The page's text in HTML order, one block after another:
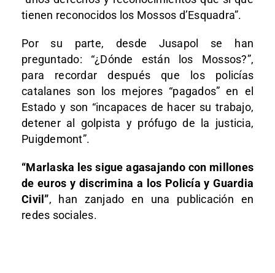
tienen reconocidos los Mossos d’Esquadra”.
Por su parte, desde Jusapol se han
preguntado: “¿Dónde están los Mossos?”,
para recordar después que los policías
catalanes son los mejores “pagados” en el
Estado y son “incapaces de hacer su trabajo,
detener al golpista y prófugo de la justicia,
Puigdemont”.
“Marlaska les sigue agasajando con millones
de euros y discrimina a los Policía y Guardia
Civil”, han zanjado en una publicación en
redes sociales.